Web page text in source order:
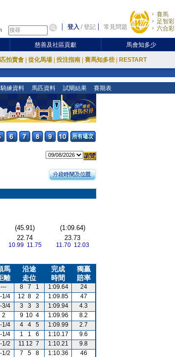
登入 /登記 常見問題
賽馬
足智彩
六合彩
慈善及社區貢獻 馬會知多少
拍賣會 從化馬場 投注指南 賽馬知多些 RESTART
騎練資料 馬匹資料 試閘結果 賽期表
(45.91)
(1:09.64)
22.74
10.99 11.75
23.73
11.70 12.03
馬
離
沿途
走位
完成
時間
獨贏
賠率
--- 8 7 1 1:09.64
24
1/4 12 8 2 1:09.85
47
3/4 3 3 3 1:09.94
4.3
2 9 10 4 1:09.96
8.2
1/4 4 4 5 1:09.99
2.7
1/4 1 1 6 1:10.17
9.6
1/2 11 12 7 1:10.21
9.8
1/2 7 5 8 1:10.36
46